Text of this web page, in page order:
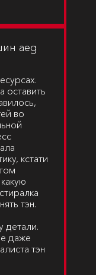
aeg
оставить
во
кстати
тэн.
детали.
даже
тэн